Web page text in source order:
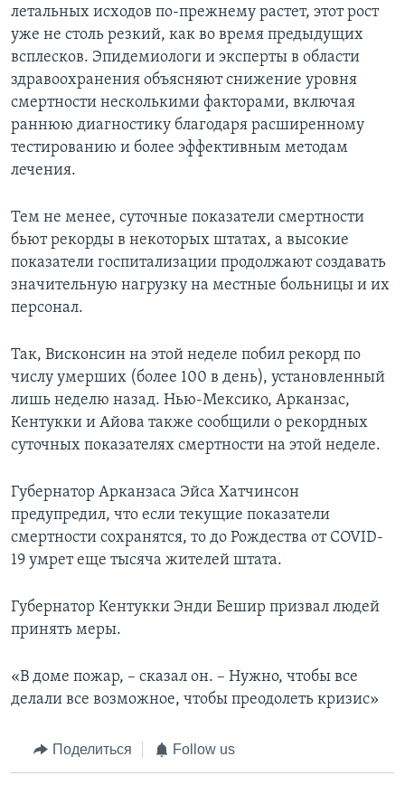
летальных исходов по-прежнему растет, этот рост
уже не столь резкий, как во время предыдущих
всплесков. Эпидемиологи и эксперты в области
здравоохранения объясняют снижение уровня
смертности несколькими факторами, включая
раннюю диагностику благодаря расширенному
тестированию и более эффективным методам
лечения.
Тем не менее, суточные показатели смертности
бьют рекорды в некоторых штатах, а высокие
показатели госпитализации продолжают создавать
значительную нагрузку на местные больницы и их
персонал.
Так, Висконсин на этой неделе побил рекорд по
числу умерших (более 100 в день), установленный
лишь неделю назад. Нью-Мексико, Арканзас,
Кентукки и Айова также сообщили о рекордных
суточных показателях смертности на этой неделе.
Губернатор Арканзаса Эйса Хатчинсон
предупредил, что если текущие показатели
смертности сохранятся, то до Рождества от COVID-
19 умрет еще тысяча жителей штата.
Губернатор Кентукки Энди Бешир призвал людей
принять меры.
«В доме пожар, – сказал он. – Нужно, чтобы все
делали все возможное, чтобы преодолеть кризис»
Поделиться Follow us